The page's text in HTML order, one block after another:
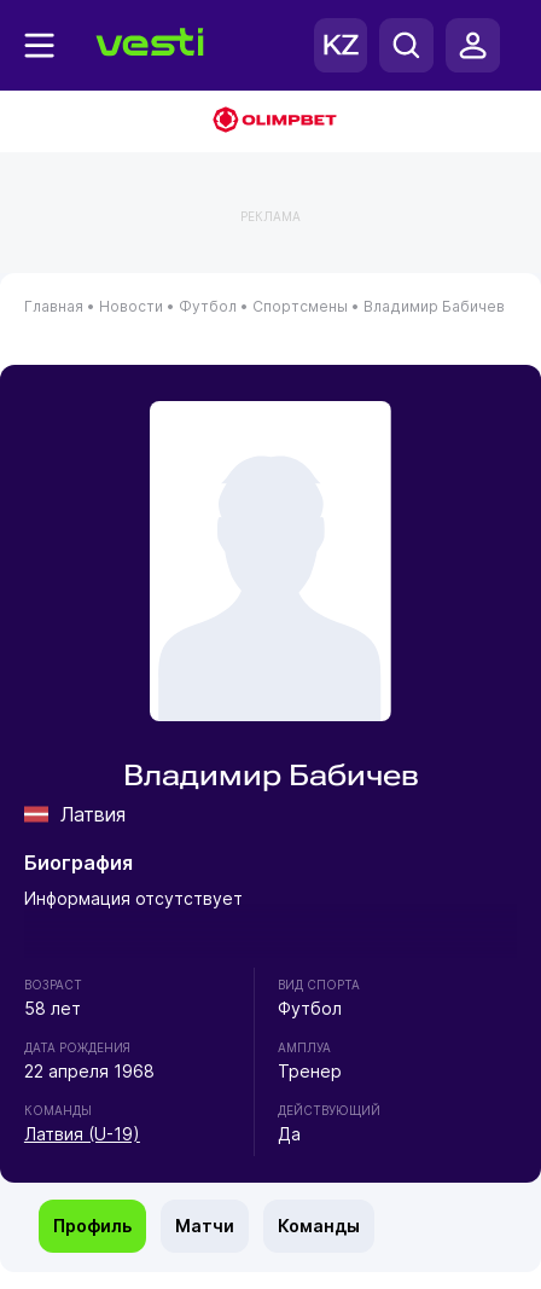
РЕКЛАМА
Главная • Новости • Футбол • Спортсмены • Владимир Бабичев
Владимир Бабичев
Латвия
Биография
Информация отсутствует
ВОЗРАСТ
58 лет
ДАТА РОЖДЕНИЯ
22 апреля 1968
КОМАНДЫ
Латвия (U-19)
ВИД СПОРТА
Футбол
АМПЛУА
Тренер
ДЕЙСТВУЮЩИЙ
Да
Профиль Матчи Команды